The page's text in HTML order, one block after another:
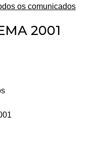
os comunicados
2001